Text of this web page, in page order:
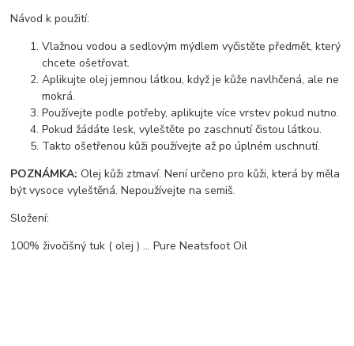
Návod k použití:
Vlažnou vodou a sedlovým mýdlem vyčistěte předmět, který
chcete ošetřovat.
Aplikujte olej jemnou látkou, když je kůže navlhčená, ale ne
mokrá.
Používejte podle potřeby, aplikujte více vrstev pokud nutno.
Pokud žádáte lesk, vyleštěte po zaschnutí čistou látkou.
Takto ošetřenou kůži používejte až po úplném uschnutí.
POZNÁMKA: Olej kůži ztmaví. Není určeno pro kůži, která by měla
být vysoce vyleštěná. Nepoužívejte na semiš.
Složení:
100% živočišný tuk ( olej ) ... Pure Neatsfoot Oil